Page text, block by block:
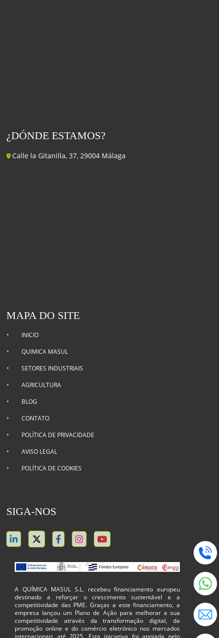
¿DÓNDE ESTAMOS?
Calle la Gitanilla, 37, 29004 Málaga
MAPA DO SITE
INICIO
QUIMICA MASUL
SETORES INDUSTRIAIS
AGRICULTURA
BLOG
CONTATO
POLÍTICA DE PRIVACIDADE
AVISO LEGAL
POLÍTICA DE COOKIES
SIGA-NOS
A QUÍMICA MASUL S.L. recebeu financiamento europeu
destinado a reforçar o crescimento sustentável e a
competitividade das PME. Graças a este financiamento, a
empresa lançou um Plano de Ação para melhorar a sua
competitividade através da transformação digital, da
promoção online e do comércio eletrónico nos mercados
internacionais até 2025. Esta iniciativa foi apoiada pelo